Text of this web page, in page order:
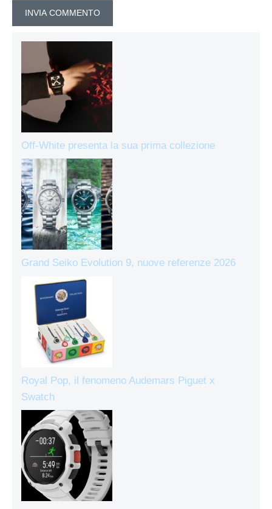
Off-White presenta la sua prima collezione
Grand Seiko Evolution 9, nuove referenze 2026
Royal Pop, il fenomeno Audemars Piguet x
Swatch